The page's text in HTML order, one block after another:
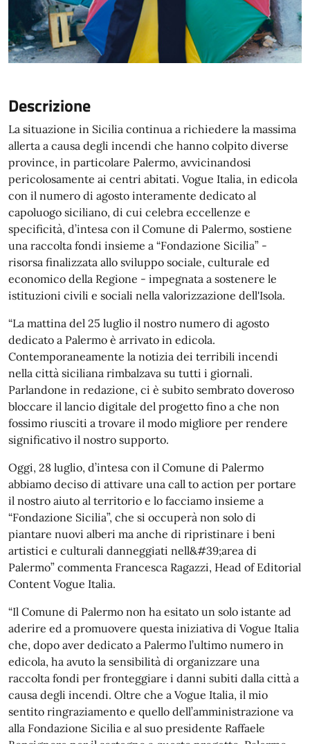
Descrizione
La situazione in Sicilia continua a richiedere la massima
allerta a causa degli incendi che hanno colpito diverse
province, in particolare Palermo, avvicinandosi
pericolosamente ai centri abitati. Vogue Italia, in edicola
con il numero di agosto interamente dedicato al
capoluogo siciliano, di cui celebra eccellenze e
specificità, d’intesa con il Comune di Palermo, sostiene
una raccolta fondi insieme a “Fondazione Sicilia” -
risorsa finalizzata allo sviluppo sociale, culturale ed
economico della Regione - impegnata a sostenere le
istituzioni civili e sociali nella valorizzazione dell'Isola.
“La mattina del 25 luglio il nostro numero di agosto
dedicato a Palermo è arrivato in edicola.
Contemporaneamente la notizia dei terribili incendi
nella città siciliana rimbalzava su tutti i giornali.
Parlandone in redazione, ci è subito sembrato doveroso
bloccare il lancio digitale del progetto fino a che non
fossimo riusciti a trovare il modo migliore per rendere
significativo il nostro supporto.
Oggi, 28 luglio, d’intesa con il Comune di Palermo
abbiamo deciso di attivare una call to action per portare
il nostro aiuto al territorio e lo facciamo insieme a
“Fondazione Sicilia”, che si occuperà non solo di
piantare nuovi alberi ma anche di ripristinare i beni
artistici e culturali danneggiati nell&#39;area di
Palermo” commenta Francesca Ragazzi, Head of Editorial
Content Vogue Italia.
“Il Comune di Palermo non ha esitato un solo istante ad
aderire ed a promuovere questa iniziativa di Vogue Italia
che, dopo aver dedicato a Palermo l’ultimo numero in
edicola, ha avuto la sensibilità di organizzare una
raccolta fondi per fronteggiare i danni subiti dalla città a
causa degli incendi. Oltre che a Vogue Italia, il mio
sentito ringraziamento e quello dell’amministrazione va
alla Fondazione Sicilia e al suo presidente Raffaele